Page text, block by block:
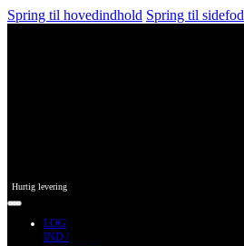
Spring til hovedindhold Spring til sidefod
Hurtig levering
LOG
IND /